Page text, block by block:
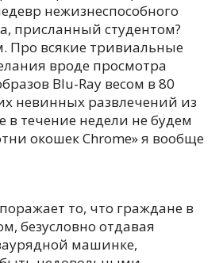
нежизнеспособного
присланный студентом?
Про всякие тривиальные
вроде просмотра
Blu-Ray весом в 80
невинных развлечений из
в течение недели не будем
окошек Chrome» я вообще
то, что граждане в
безусловно отдавая
машинке,